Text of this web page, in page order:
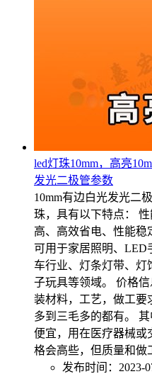
led灯珠10mm，高亮
发光二极管参数
10mm有边白光发光二
珠，具有以下特点：
高、高效省电、性能稳
可用于家居照明、LED
车行业、灯条灯带、灯
子玩具等领域。 价格
装材料，工艺，做工要
多到三毛多的都有。
便宜，用在医疗器械或
格会高些，但质量和做
发布时间：2023-